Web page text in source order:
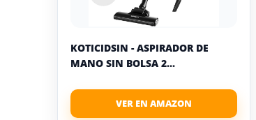
KOTICIDSIN - ASPIRADOR DE
MANO SIN BOLSA 2...